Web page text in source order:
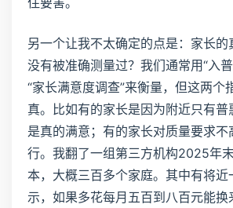
另一个让我不太确定的点是：家长的
没有被准确测量过？我们通常用“入
“家长满意度调查”来衡量，但这两个
真。比如有的家长是因为附近只有
是真的满意；有的家长对质量要求
行。我翻了一组第三方机构2025年
本，大概三百多个家庭。其中有将近
示，如果多花每月五百到八百元能换